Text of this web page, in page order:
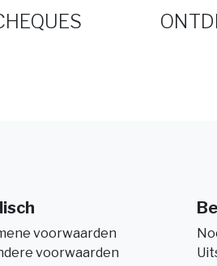
voorwaarden
voorwaarden